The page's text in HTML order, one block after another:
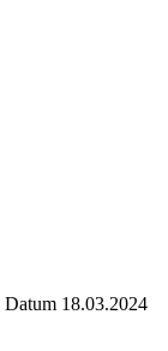
Datum 18.03.2024